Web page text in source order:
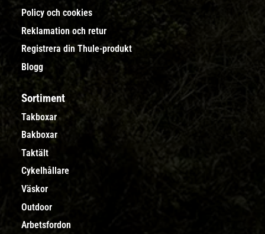
Policy och cookies
Reklamation och retur
Registrera din Thule-produkt
Blogg
Sortiment
Takboxar
Bakboxar
Taktält
Cykelhållare
Väskor
Outdoor
Arbetsfordon